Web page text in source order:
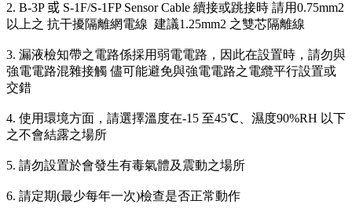
2. B-3P 或 S-1F/S-1FP Sensor Cable 續接或跳接時 請用0.75mm2
以上之 抗干擾隔離網電線 建議1.25mm2 之雙芯隔離線
3. 漏液檢知帶之電路係採用弱電電路，因此在設置時，請勿與
強電電路混雜接觸 儘可能避免與強電電路之電纜平行設置或
交錯
4. 使用環境方面，請選擇溫度在-15 至45℃、濕度90%RH 以下
之不會結露之場所
5. 請勿設置於會發生有毒氣體及震動之場所
6. 請定期(最少每年一次)檢查是否正常動作